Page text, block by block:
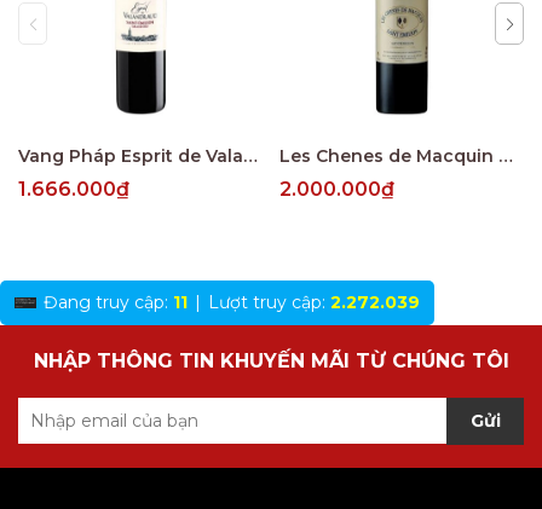
Vang Pháp Esprit de Valandraud Saint Emillion
1.666.000₫
Les Chenes de Macquin Saint-Emilion Grand Cru
2.000.000₫
Đang truy cập: 11 | Lượt truy cập: 2.272.039
NHẬP THÔNG TIN KHUYẾN MÃI TỪ CHÚNG TÔI
Gửi